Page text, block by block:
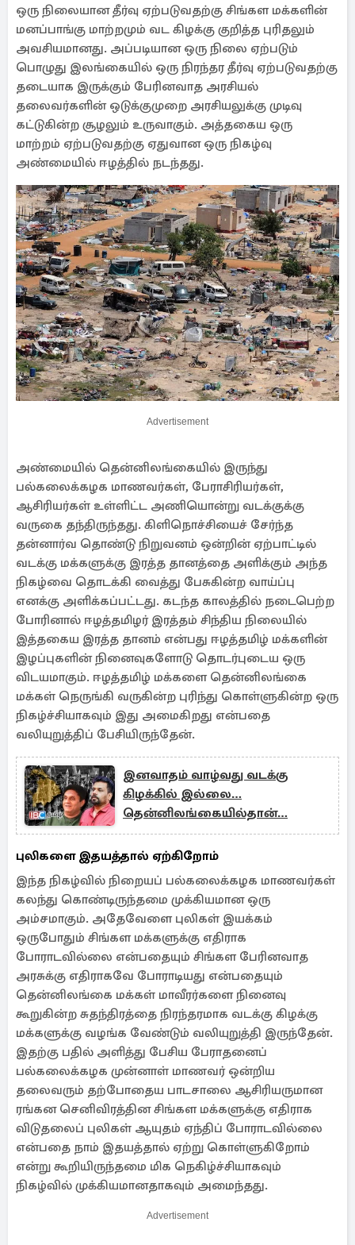
ஒரு நிலையான தீர்வு ஏற்படுவதற்கு சிங்கள மக்களின்
மனப்பாங்கு மாற்றமும் வட கிழக்கு குறித்த புரிதலும்
அவசியமானது. அப்படியான ஒரு நிலை ஏற்படும்
பொழுது இலங்கையில் ஒரு நிரந்தர தீர்வு ஏற்படுவதற்கு
தடையாக இருக்கும் பேரினவாத அரசியல்
தலைவர்களின் ஒடுக்குமுறை அரசியலுக்கு முடிவு
கட்டுகின்ற சூழலும் உருவாகும். அத்தகைய ஒரு
மாற்றம் ஏற்படுவதற்கு ஏதுவான ஒரு நிகழ்வு
அண்மையில் ஈழத்தில் நடந்தது.
Advertisement
அண்மையில் தென்னிலங்கையில் இருந்து
பல்கலைக்கழக மாணவர்கள், பேராசிரியர்கள்,
ஆசிரியர்கள் உள்ளிட்ட அணியொன்று வடக்குக்கு
வருகை தந்திருந்தது. கிளிநொச்சியைச் சேர்ந்த
தன்னார்வ தொண்டு நிறுவனம் ஒன்றின் ஏற்பாட்டில்
வடக்கு மக்களுக்கு இரத்த தானத்தை அளிக்கும் அந்த
நிகழ்வை தொடக்கி வைத்து பேசுகின்ற வாய்ப்பு
எனக்கு அளிக்கப்பட்டது. கடந்த காலத்தில் நடைபெற்ற
போரினால் ஈழத்தமிழர் இரத்தம் சிந்திய நிலையில்
இத்தகைய இரத்த தானம் என்பது ஈழத்தமிழ் மக்களின்
இழப்புகளின் நினைவுகளோடு தொடர்புடைய ஒரு
விடயமாகும். ஈழத்தமிழ் மக்களை தென்னிலங்கை
மக்கள் நெருங்கி வருகின்ற புரிந்து கொள்ளுகின்ற ஒரு
நிகழ்ச்சியாகவும் இது அமைகிறது என்பதை
வலியுறுத்திப் பேசியிருந்தேன்.
இனவாதம் வாழ்வது வடக்கு
கிழக்கில் இல்லை…
தென்னிலங்கையில்தான்…
புலிகளை இதயத்தால் ஏற்கிறோம்
இந்த நிகழ்வில் நிறையப் பல்கலைக்கழக மாணவர்கள்
கலந்து கொண்டிருந்தமை முக்கியமான ஒரு
அம்சமாகும். அதேவேளை புலிகள் இயக்கம்
ஒருபோதும் சிங்கள மக்களுக்கு எதிராக
போராடவில்லை என்பதையும் சிங்கள பேரினவாத
அரசுக்கு எதிராகவே போராடியது என்பதையும்
தென்னிலங்கை மக்கள் மாவீரர்களை நினைவு
கூறுகின்ற சுதந்திரத்தை நிரந்தரமாக வடக்கு கிழக்கு
மக்களுக்கு வழங்க வேண்டும் வலியுறுத்தி இருந்தேன்.
இதற்கு பதில் அளித்து பேசிய பேராதனைப்
பல்கலைக்கழக முன்னாள் மாணவர் ஒன்றிய
தலைவரும் தற்போதைய பாடசாலை ஆசிரியருமான
ரங்கன செனிவிரத்தின சிங்கள மக்களுக்கு எதிராக
விடுதலைப் புலிகள் ஆயுதம் ஏந்திப் போராடவில்லை
என்பதை நாம் இதயத்தால் ஏற்று கொள்ளுகிறோம்
என்று கூறியிருந்தமை மிக நெகிழ்ச்சியாகவும்
நிகழ்வில் முக்கியமானதாகவும் அமைந்தது.
Advertisement